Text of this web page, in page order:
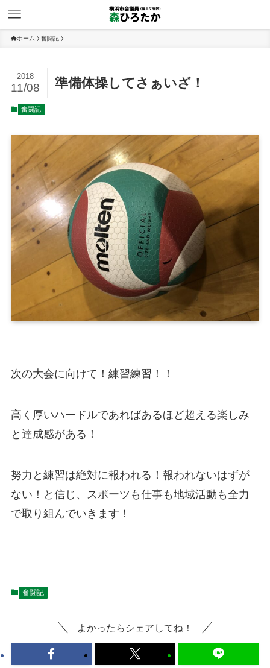
ホーム 奮闘記
準備体操してさぁいざ！
2018
11/08
奮闘記
次の大会に向けて！練習練習！！
高く厚いハードルであればあるほど超える楽しみ
と達成感がある！
努力と練習は絶対に報われる！報われないはずが
ない！と信じ、スポーツも仕事も地域活動も全力
で取り組んでいきます！
奮闘記
よかったらシェアしてね！